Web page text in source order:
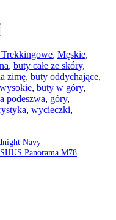
, Męskie,
, buty całe ze skóry,
zimę, buty oddychające,
, buty w góry,
podeszwa, góry,
, wycieczki,